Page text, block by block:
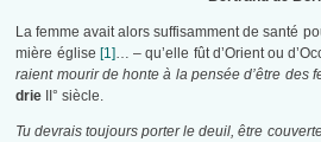
La femme avait alors suffisamment de santé
mière église [1]… – qu’elle fût d’Orient ou
raient mourir de honte à la pensée d’être des
drie
II° siècle.
Tu devrais toujours porter le deuil, être